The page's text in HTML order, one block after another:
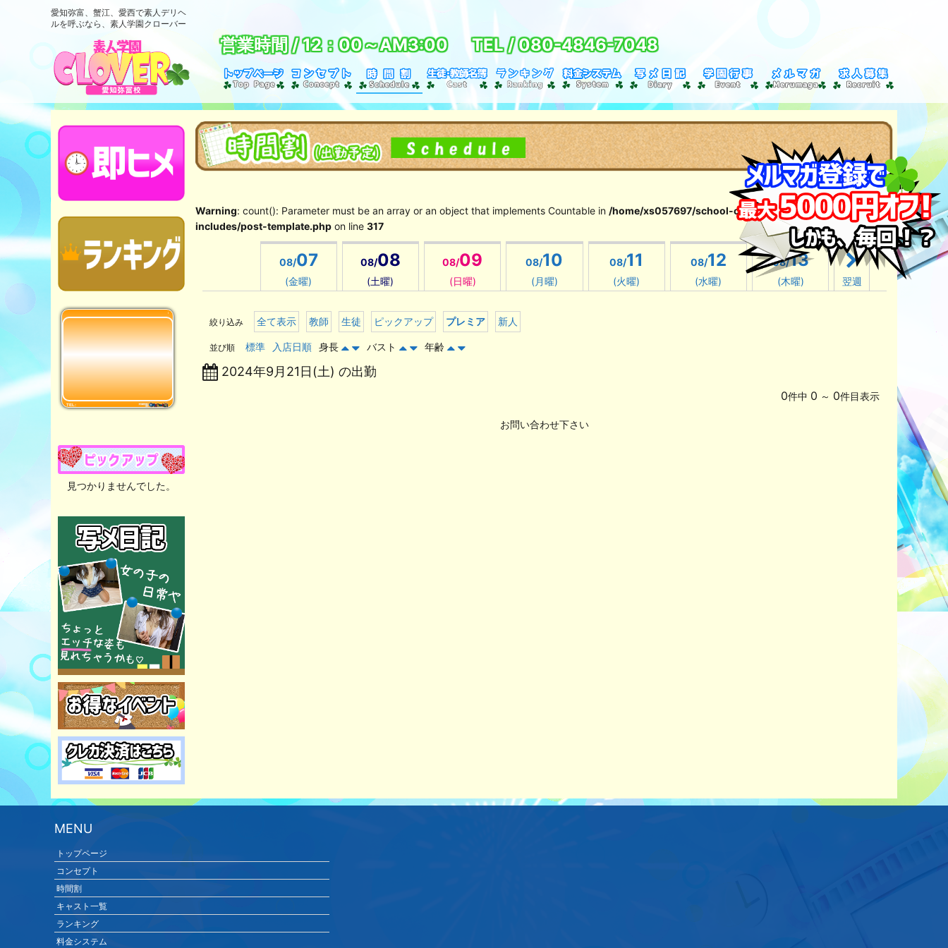
愛知弥富、蟹江、愛西で素人デリヘ
ルを呼ぶなら、素人学園クローバー
営業時間 /12：00～AM3:00 TEL /080-4846-7048
Warning: count(): Parameter must be an array or an object that implements Countable in /home/xs057697/school-clover151.com/public_html/wp-
includes/post-template.php on line 317
08/07
(金曜)
08/08
(土曜)
08/09
(日曜)
08/10
(月曜)
08/11
(火曜)
08/12
(水曜)
08/13
(木曜) 翌週
絞り込み 全て表示 教師 生徒 ピックアップ プレミア 新人
並び順 標準 入店日順 身長 バスト 年齢
2024年9月21日(土) の出勤
0件中 0 ～ 0件目表示
お問い合わせ下さい
見つかりませんでした。
MENU
トップページ
コンセプト
時間割
キャスト一覧
ランキング
料金システム